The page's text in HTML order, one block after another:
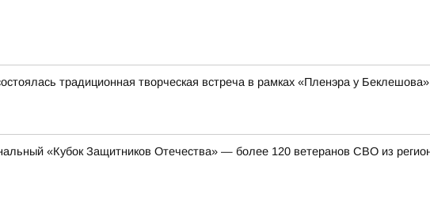
традиционная творческая встреча в рамках «Пленэра у Беклешова»
«Кубок Защитников Отечества» — более 120 ветеранов СВО из